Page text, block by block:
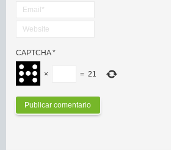
CAPTCHA*
× = 21